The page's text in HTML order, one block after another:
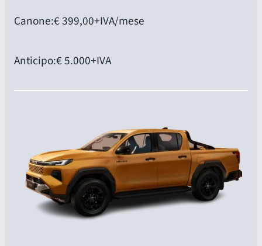
Canone:€ 399,00+IVA/mese
Anticipo:€ 5.000+IVA